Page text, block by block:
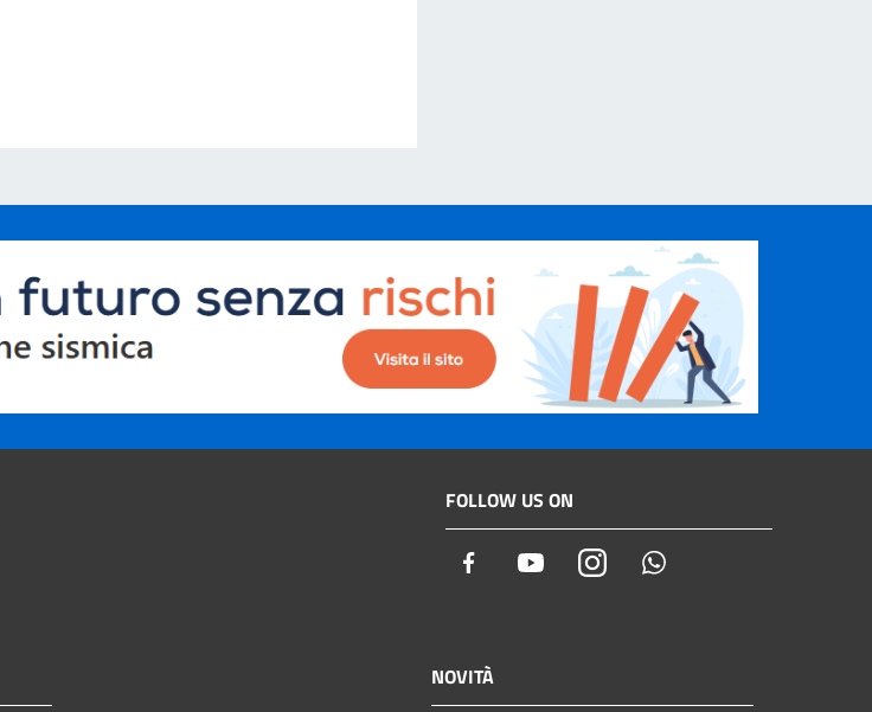
FOLLOW US ON
Facebook YoutubeInstagram
NOVITÀ